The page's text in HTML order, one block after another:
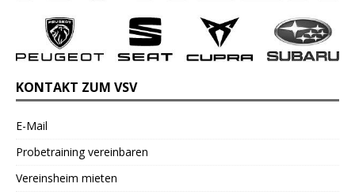
KONTAKT ZUM VSV
E-Mail
Probetraining vereinbaren
Vereinsheim mieten